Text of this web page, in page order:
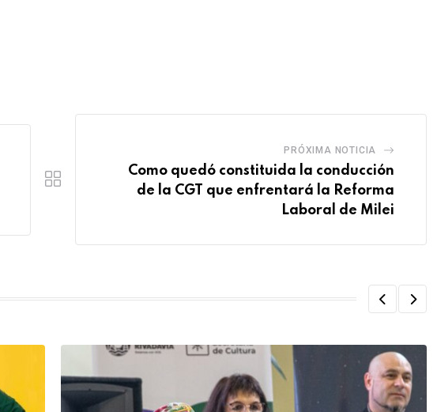
PRÓXIMA NOTICIA
Como quedó constituida la conducción
de la CGT que enfrentará la Reforma
Laboral de Milei